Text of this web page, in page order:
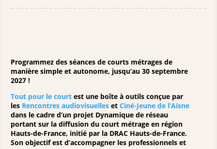
Programmez des séances de courts métrages de
manière simple et autonome, jusqu’au 30 septembre
2027 !
Tout pour le courtest une boîte à outils conçue par
les Rencontres audiovisuelles etCiné-Jeune de l’Aisne
dans le cadre d’un projet Dynamique de réseau
portant sur la diffusion du court métrage en région
Hauts-de-France, initié par la DRAC Hauts-de-France.
Son objectif est d’accompagner les professionnels et